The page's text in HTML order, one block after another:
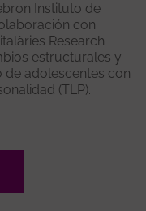
Instituto de
con
Research
estructurales y
de adolescentes con
(TLP).